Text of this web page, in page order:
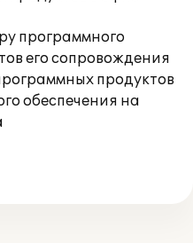
программного
его сопровождения
продуктов
обеспечения на